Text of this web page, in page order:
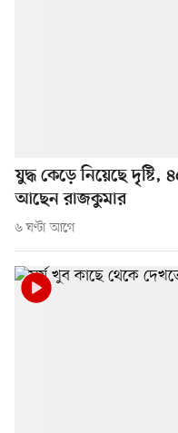
যুদ্ধ কেড়ে নিয়েছে দৃষ্টি,
আছেন রাজকুমার
৬ ঘণ্টা আগে